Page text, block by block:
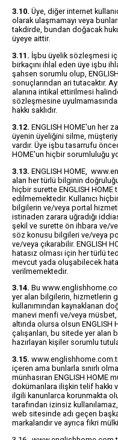
3.10. Üye, diğer internet
olarak ulaşmamayı veya
takdirde, bundan doğacak
üyeye aittir.
3.11. İşbu üyelik sözleşmesi
birkaçını ihlal eden üye işbu
şahsen sorumlu olup,
sonuçlarından ari tutacaktır.
alanına intikal ettirilmesi
sözleşmesine
hakkı saklıdır.
3.12. ENGLISH HOME'un her
üyenin üyeliğini silme,
vardır. Üye işbu tasarrufu
HOME'un hiçbir sorumluluğu
3.13. ENGLISH HOME,
alan her türlü bilginin
hiçbir surette ENGLISH HOME
edilmemektedir. Kullanıcı
bilgilerin ve/veya portal
istinaden zarara uğradığı
şekil ve surette ön ihbara ve/
söz konusu bilgileri ve/veya
ve/veya çıkarabilir. ENGLISH
hatasız olması için her türlü
mevcut yada oluşabilecek
verilmemektedir.
3.14. Bu
yer alan bilgilerin, hizmetlerin
kullanımından kaynaklanan
manevi menfi ve/veya müsbet,
altında olursa olsun ENGLISH
çalışanları, bu sitede yer
hazırlayan kişiler sorumlu
3.15.
içeren ama bunlarla sınırlı
münhasıran ENGLISH HOME
dokümanlara ilişkin telif hakkı
ilgili kanunlarca korunmakta
tarafından izinsiz
web sitesinde adı geçen
markalarıdır ve ayrıca fikri